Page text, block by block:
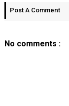
Post A Comment
No comments :